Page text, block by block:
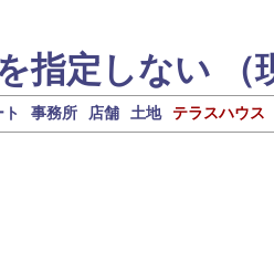
指定しない （
事務所 店舗 土地 テラスハウス